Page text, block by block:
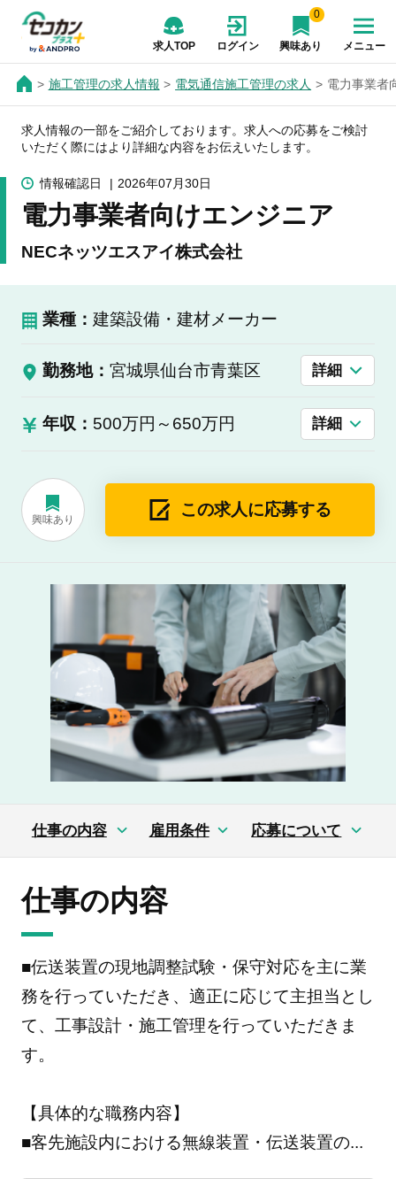
求人TOP ログイン
0
興味あり メニュー
施工管理の求人情報 電気通信施工管理の求人 電力事業者
求人情報の一部をご紹介しております。求人への応募をご検討
いただく際にはより詳細な内容をお伝えいたします。
情報確認日 2026年07月30日
電力事業者向けエンジニア
NECネッツエスアイ株式会社
業種： 建築設備・建材メーカー
勤務地： 宮城県仙台市青葉区 詳細
年収： 500万円～650万円 詳細
興味あり
この求人に応募する
仕事の内容 雇用条件 応募について
仕事の内容
■伝送装置の現地調整試験・保守対応を主に業
務を行っていただき、適正に応じて主担当とし
て、工事設計・施工管理を行っていただきま
す。
【具体的な職務内容】
■客先施設内における無線装置・伝送装置の...